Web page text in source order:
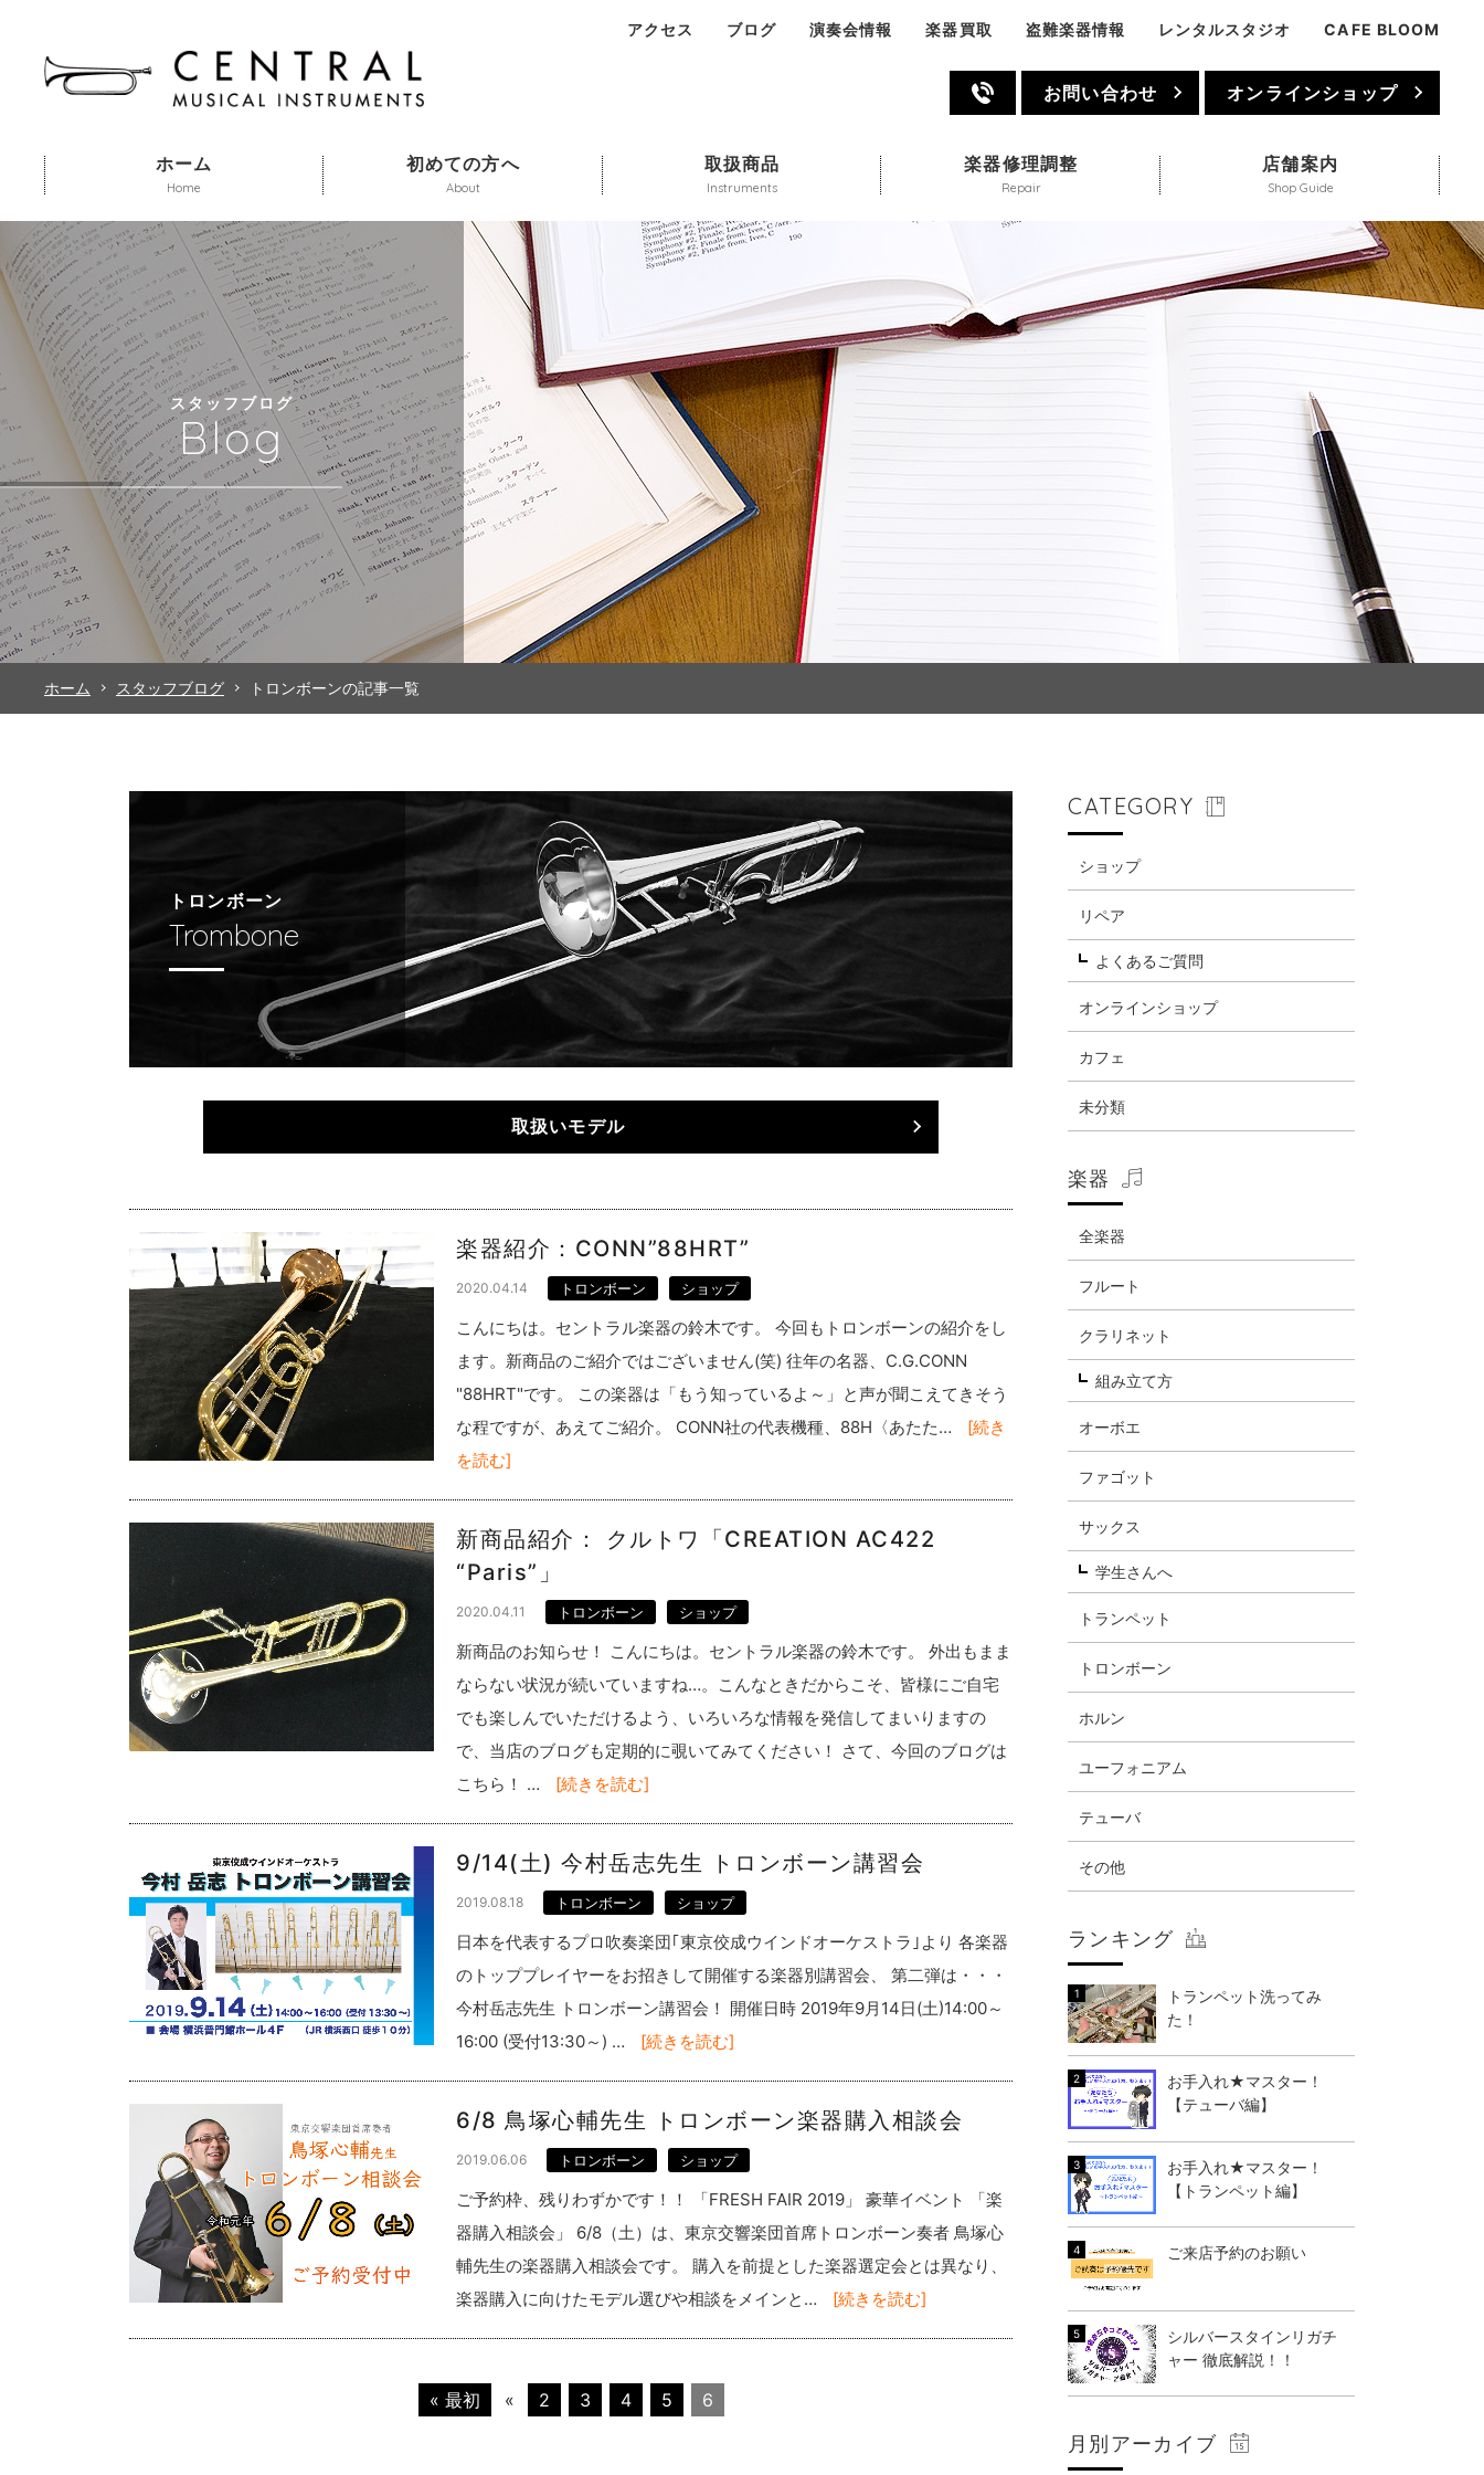
アクセス ブログ 演奏会情報 楽器買取 盗難楽器情報 レンタルスタジオ CAFE BLOOM
045-324-3111 お問い合わせ オンラインショップ
ホーム
Home
初めての方へ
About
取扱商品
Instruments
楽器修理調整
Repair
店舗案内
Shop Guide
スタッフブログ
Blog
ホーム スタッフブログ トロンボーンの記事一覧
トロンボーン
Trombone
取扱いモデル
楽器紹介：CONN”88HRT”
2020.04.14 トロンボーン ショップ
こんにちは。セントラル楽器の鈴木です。 今回もトロンボーンの紹介をし
ます。新商品のご紹介ではございません(笑) 往年の名器、C.G.CONN
"88HRT"です。 この楽器は「もう知っているよ～」と声が聞こえてきそう
な程ですが、あえてご紹介。 CONN社の代表機種、88H〈あたた…
[続き
を読む]
新商品紹介： クルトワ「CREATION AC422
“Paris”」
2020.04.11 トロンボーン ショップ
新商品のお知らせ！ こんにちは。セントラル楽器の鈴木です。 外出もまま
ならない状況が続いていますね…。こんなときだからこそ、皆様にご自宅
でも楽しんでいただけるよう、いろいろな情報を発信してまいりますの
で、当店のブログも定期的に覗いてみてください！ さて、今回のブログは
こちら！ …
[続きを読む]
9/14(土) 今村岳志先生 トロンボーン講習会
2019.08.18 トロンボーン ショップ
日本を代表するプロ吹奏楽団｢東京佼成ウインドオーケストラ｣より 各楽器
のトッププレイヤーをお招きして開催する楽器別講習会、 第二弾は・・・
今村岳志先生 トロンボーン講習会！ 開催日時 2019年9月14日(土)14:00～
16:00 (受付13:30～) …
[続きを読む]
6/8 鳥塚心輔先生 トロンボーン楽器購入相談会
2019.06.06 トロンボーン ショップ
ご予約枠、残りわずかです！！ 「FRESH FAIR 2019」 豪華イベント 「楽
器購入相談会」 6/8（土）は、東京交響楽団首席トロンボーン奏者 鳥塚心
輔先生の楽器購入相談会です。 購入を前提とした楽器選定会とは異なり、
楽器購入に向けたモデル選びや相談をメインと…
[続きを読む]
« 最初 « 2 3 4 5 6
CATEGORY
ショップ
リペア
よくあるご質問
オンラインショップ
カフェ
未分類
楽器
全楽器
フルート
クラリネット
組み立て方
オーボエ
ファゴット
サックス
学生さんへ
トランペット
トロンボーン
ホルン
ユーフォニアム
テューバ
その他
ランキング
トランペット洗ってみ
た！
お手入れ★マスター！
【テューバ編】
お手入れ★マスター！
【トランペット編】
ご来店予約のお願い
シルバースタインリガチ
ャー 徹底解説！！
月別アーカイブ